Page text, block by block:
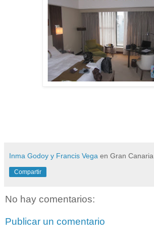
Inma Godoy y Francis Vega en Gran Canaria
Compartir
No hay comentarios:
Publicar un comentario